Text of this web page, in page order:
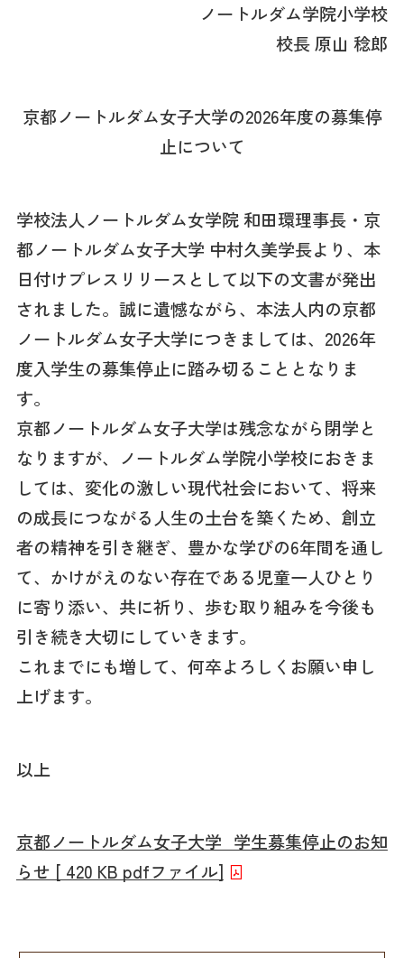
ノートルダム学院小学校
校長 原山 稔郎
京都ノートルダム女子大学の2026年度の募集停
止について
学校法人ノートルダム女学院 和田環理事長・京
都ノートルダム女子大学 中村久美学長より、本
日付けプレスリリースとして以下の文書が発出
されました。誠に遺憾ながら、本法人内の京都
ノートルダム女子大学につきましては、2026年
度入学生の募集停止に踏み切ることとなりま
す。
京都ノートルダム女子大学は残念ながら閉学と
なりますが、ノートルダム学院小学校におきま
しては、変化の激しい現代社会において、将来
の成長につながる人生の土台を築くため、創立
者の精神を引き継ぎ、豊かな学びの6年間を通し
て、かけがえのない存在である児童一人ひとり
に寄り添い、共に祈り、歩む取り組みを今後も
引き続き大切にしていきます。
これまでにも増して、何卒よろしくお願い申し
上げます。
以上
京都ノートルダム女子大学_学生募集停止のお知
らせ [ 420 KB pdfファイル]